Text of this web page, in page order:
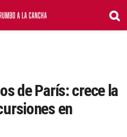
de París: crece la
en